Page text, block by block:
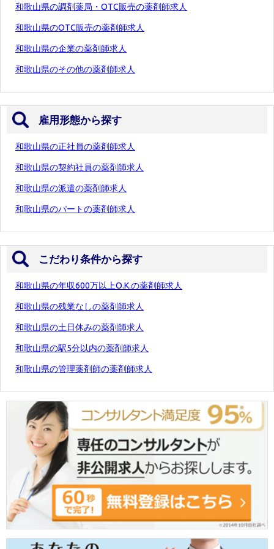
和歌山県の調剤薬局・OTC販売の薬剤師求人
和歌山県のOTC販売の薬剤師求人
和歌山県の企業の薬剤師求人
和歌山県のその他の薬剤師求人
雇用形態から探す
和歌山県の正社員の薬剤師求人
和歌山県の契約社員の薬剤師求人
和歌山県の派遣の薬剤師求人
和歌山県のパートの薬剤師求人
こだわり条件から探す
和歌山県の年収600万以上O.K.の薬剤師求人
和歌山県の残業なしの薬剤師求人
和歌山県の土日休みの薬剤師求人
和歌山県の駅5分以内の薬剤師求人
和歌山県の管理薬剤師の薬剤師求人